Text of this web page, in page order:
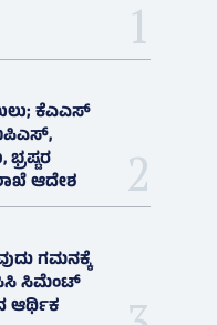
ಕೆಎಎಸ್
ಆದೇಶ
ಗಮನಕ್ಕೆ
ಸಿಮೆಂಟ್
ಆರ್ಥಿಕ